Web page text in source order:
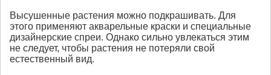
Высушенные растения можно подкрашивать. Для
этого применяют акварельные краски и специальные
дизайнерские спреи. Однако сильно увлекаться этим
не следует, чтобы растения не потеряли свой
естественный вид.